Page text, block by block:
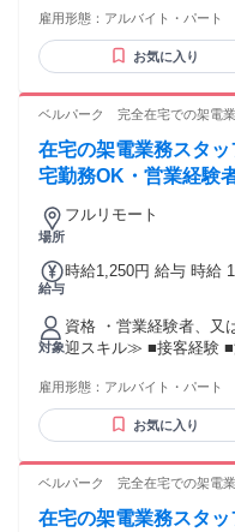
雇用形態： アルバイト・パート
お気に入り
ベルパーク 完全在宅での架電
在宅の架電業務スタ
宅勤務OK・営業経験
場所
フルリモート
給与
時給1,250円 給与 時給
対象
資格 ・営業経験者、又
迎スキル≫ ■接客経験 ■
雇用形態： アルバイト・パート
お気に入り
ベルパーク 完全在宅での架電
在宅の架電業務スタ